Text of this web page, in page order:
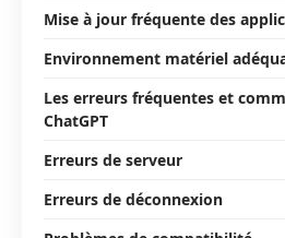
Mise à jour fréquente des
Environnement matériel
Les erreurs fréquentes et
ChatGPT
Erreurs de serveur
Erreurs de déconnexion